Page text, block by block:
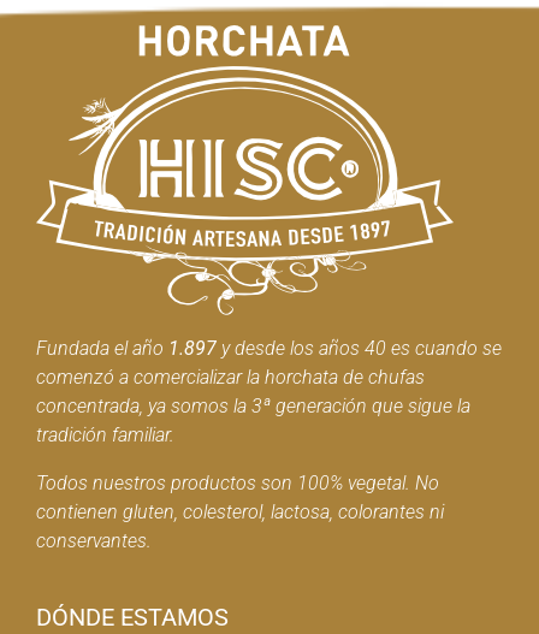
Fundada el año 1.897y desde los años 40 es cuando se
comenzó a comercializar la horchata de chufas
concentrada, ya somos la 3ª generación que sigue la
tradición familiar.
Todos nuestros productos son 100% vegetal. No
contienen gluten, colesterol, lactosa, colorantes ni
conservantes.
DÓNDE ESTAMOS